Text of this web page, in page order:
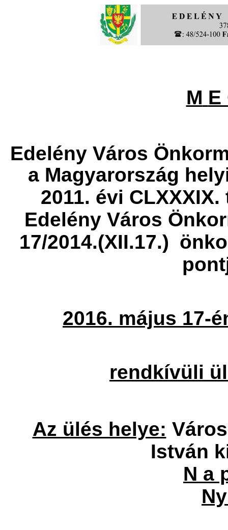
M E
Edelény Város
a Magyarország
2011. évi
Edelény Város
17/2014.(XII.17.)
2016. május 17-é
rendkívüli
Az ülés helye:
István
N a